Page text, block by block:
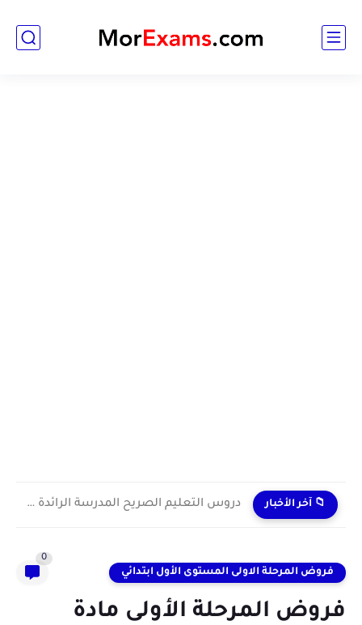
📁 آخر الأخبار دروس التعليم الصريح المدرسة الرائدة 2024/2025 enseignement explicite
فروض المرحلة الاولى المستوى الأول ابتدائي
0
فروض المرحلة الأولى مادة